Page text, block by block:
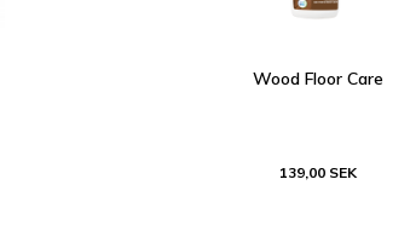
Wood Floor Care
139,00 SEK